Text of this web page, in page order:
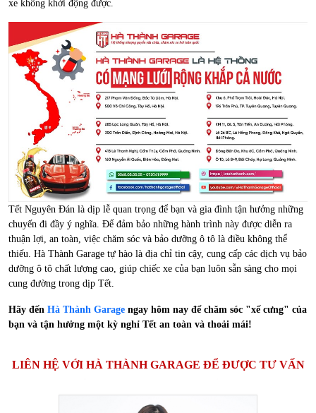
xe không khởi động được.
Tết Nguyên Đán là dịp lễ quan trọng để bạn và gia đình tận hưởng những
chuyến đi đầy ý nghĩa. Để đảm bảo những hành trình này được diễn ra
thuận lợi, an toàn, việc chăm sóc và bảo dưỡng ô tô là điều không thể
thiếu. Hà Thành Garage tự hào là địa chỉ tin cậy, cung cấp các dịch vụ bảo
dưỡng ô tô chất lượng cao, giúp chiếc xe của bạn luôn sẵn sàng cho mọi
cung đường trong dịp Tết.
Hãy đến Hà Thành Garage ngay hôm nay để chăm sóc "xế cưng" của
bạn và tận hưởng một kỳ nghỉ Tết an toàn và thoải mái!
LIÊN HỆ VỚI HÀ THÀNH GARAGE ĐỂ ĐƯỢC TƯ VẤN